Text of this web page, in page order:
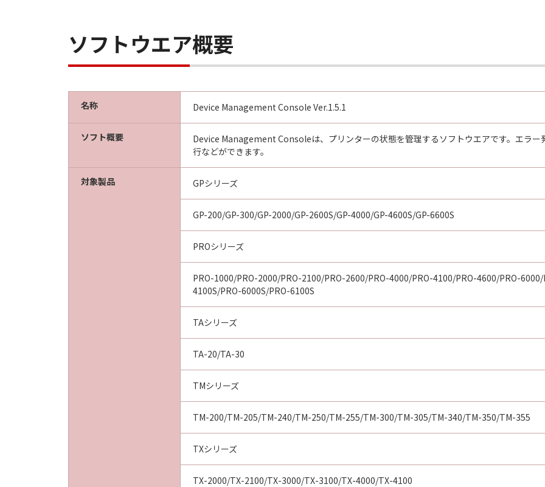
準拠法
本契約は、日本国法に準拠するものとします。
U.S. GOVERNMENT RESTRICTED RIGHTS NOTICE:
software" and "commercial computer software documentation," as such terms are used in 48
with 48 C.F.R. 12.212 and 48 C.F.R. 227.7202-1 through 227.7202-4 (June 1995), all U.S.
Software with only those rights set forth herein. Manufacturer is Canon Inc./30-2,
8501, Japan.
本条において、"the Software"という語は、本契約における「本ソフトウエア」を意味するものとし
以上
キヤノン株式会社
ソフトウエア概要
名称 Device Management Console Ver.1.5.1
ソフト概要
Device Management Consoleは、プリンターの状態を管理するソフトウエアです。エラ
行などができます。
対象製品 GPシリーズ
GP-200/GP-300/GP-2000/GP-2600S/GP-4000/GP-4600S/GP-6600S
PROシリーズ
PRO-1000/PRO-2000/PRO-2100/PRO-2600/PRO-4000/PRO-4100/PRO-4600/PRO-
4100S/PRO-6000S/PRO-6100S
TAシリーズ
TA-20/TA-30
TMシリーズ
TM-200/TM-205/TM-240/TM-250/TM-255/TM-300/TM-305/TM-340/TM-350/TM-355
TXシリーズ
TX-2000/TX-2100/TX-3000/TX-3100/TX-4000/TX-4100